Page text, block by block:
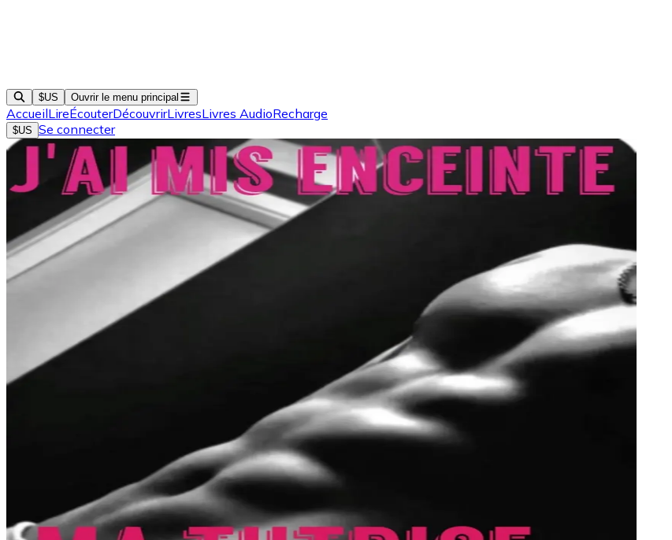
$US Ouvrir le menu principal
AccueilLireÉcouterDécouvrirLivresLivres AudioRecharge
$US Se connecter